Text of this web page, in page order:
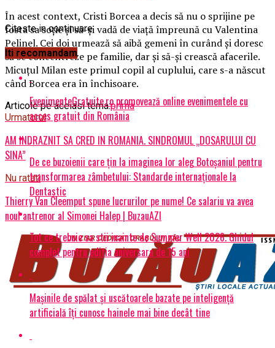
În acest context, Cristi Borcea a decis să nu o sprijine pe
fosta sa soţie şi să-şi vadă de viaţă împreună cu Valentina
Pelinel. Cei doi urmează să aibă gemeni în curând şi doresc
să se concentreze pe familie, dar şi să-şi crească afacerile.
Micuţul Milan este primul copil al cuplului, care s-a născut
când Borcea era în închisoare.
Articole pe aceiasi tema:prima
Urmatorul
AM INDRAZNIT SA CRED IN ROMANIA. SINDROMUL „DOSARULUI CU
SINA”
Nu ratati
Thierry Van Cleemput spune lucrurilor pe nume! Ce salariu va avea
noul antrenor al Simonei Halep | BuzauAZI
Citeste in continuare
Iti recomandam
EvenimenteGratuite.ro promovează online evenimentele cu
acces gratuit din România
De ce buzoienii care țin la imaginea lor aleg Botoșaniul pentru
transformarea zâmbetului: Standarde internaționale la
Dentastic
Tot ce trebuie sa stii inainte de Summer Well 2026. Ghidul
complet pentru editia aniversara de 15 ani
Mașinile de spălat și uscătoarele bazate pe inteligență
artificială îți cunosc hainele mai bine decât tine